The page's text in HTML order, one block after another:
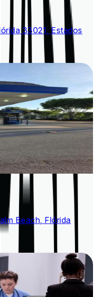
33021, Estados
Beach, Flórida